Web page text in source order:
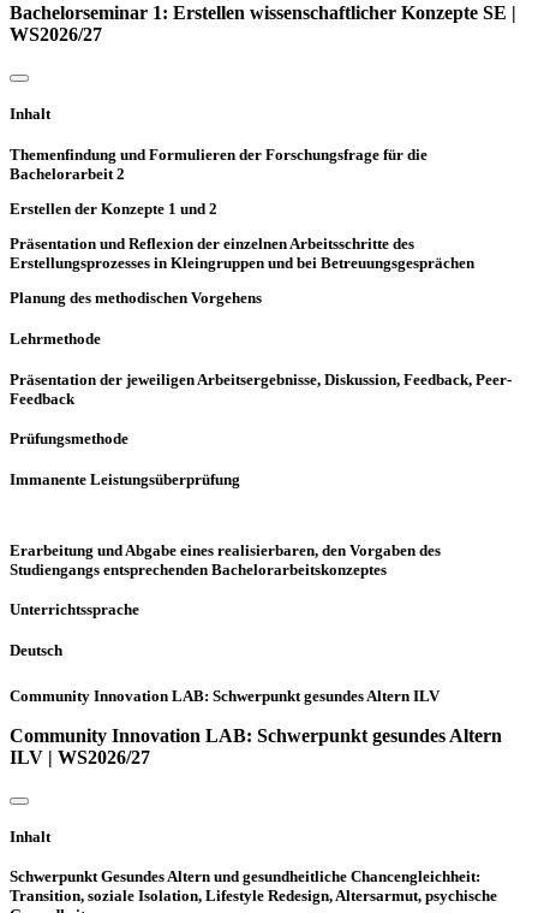
Bachelorseminar 1: Erstellen wissenschaftlicher Konzepte SE |
WS2026/27
Inhalt
Themenfindung und Formulieren der Forschungsfrage für die
Bachelorarbeit 2
Erstellen der Konzepte 1 und 2
Präsentation und Reflexion der einzelnen Arbeitsschritte des
Erstellungsprozesses in Kleingruppen und bei Betreuungsgesprächen
Planung des methodischen Vorgehens
Lehrmethode
Präsentation der jeweiligen Arbeitsergebnisse, Diskussion, Feedback, Peer-
Feedback
Prüfungsmethode
Immanente Leistungsüberprüfung
Erarbeitung und Abgabe eines realisierbaren, den Vorgaben des
Studiengangs entsprechenden Bachelorarbeitskonzeptes
Unterrichtssprache
Deutsch
Community Innovation LAB: Schwerpunkt gesundes Altern ILV
Community Innovation LAB: Schwerpunkt gesundes Altern
ILV | WS2026/27
Inhalt
Schwerpunkt Gesundes Altern und gesundheitliche Chancengleichheit:
Transition, soziale Isolation, Lifestyle Redesign, Altersarmut, psychische